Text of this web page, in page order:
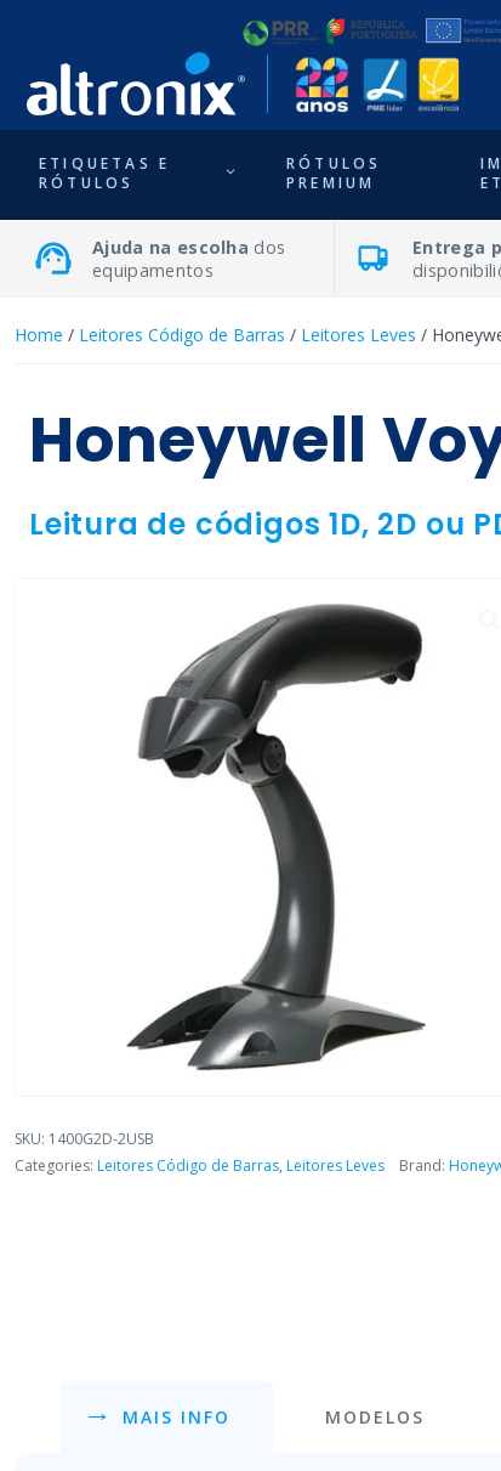
ETIQUETAS E
RÓTULOS
RÓTULOS
PREMIUM
Ajuda na escolha dos
equipamentos
Entrega
Home / Leitores Código de Barras / Leitores Leves /
Honeywell
Leitura de códigos 1D, 2D ou
SKU: 1400G2D-2USB
Categories: Leitores Código de Barras, Leitores Leves Brand:
MAIS INFO MODELOS